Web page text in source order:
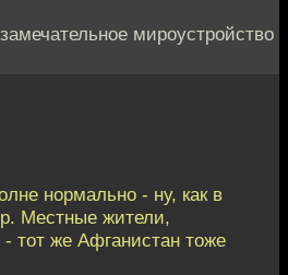
мироустройство
нормально - ну, как в
Местные жители,
- тот же Афганистан тоже